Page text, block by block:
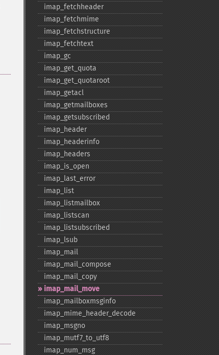
imap_​fetchheader
imap_​fetchmime
imap_​fetchstructure
imap_​fetchtext
imap_​gc
imap_​get_​quota
imap_​get_​quotaroot
imap_​getacl
imap_​getmailboxes
imap_​getsubscribed
imap_​header
imap_​headerinfo
imap_​headers
imap_​is_​open
imap_​last_​error
imap_​list
imap_​listmailbox
imap_​listscan
imap_​listsubscribed
imap_​lsub
imap_​mail
imap_​mail_​compose
imap_​mail_​copy
imap_​mail_​move
imap_​mailboxmsginfo
imap_​mime_​header_​decode
imap_​msgno
imap_​mutf7_​to_​utf8
imap_​num_​msg